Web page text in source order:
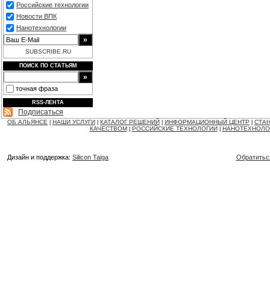
Российские технологии
Новости ВПК
Нанотехнологии
SUBSCRIBE.RU
ПОИСК ПО СТАТЬЯМ
точная фраза
RSS-ЛЕНТА
Подписаться
ОБ АЛЬЯНСЕ НАШИ УСЛУГИ КАТАЛОГ РЕШЕНИЙ ИНФОРМАЦИОННЫЙ ЦЕНТР
КАЧЕСТВОМ
РОССИЙСКИЕ ТЕХНОЛОГИИ
Дизайн и поддержка: Silicon Taiga